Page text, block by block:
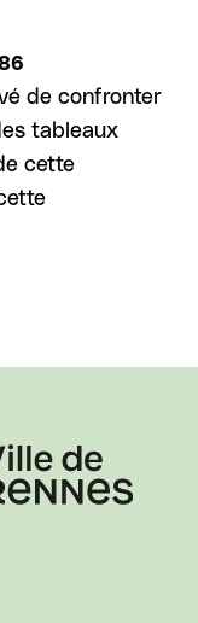
de confronter
tableaux
cette